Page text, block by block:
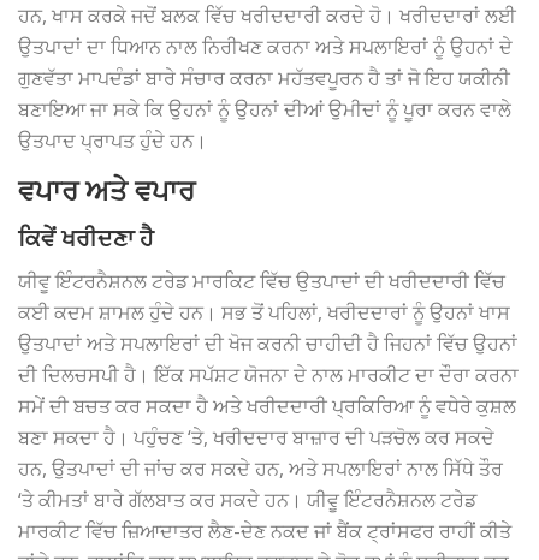
ਹਨ, ਖਾਸ ਕਰਕੇ ਜਦੋਂ ਬਲਕ ਵਿੱਚ ਖਰੀਦਦਾਰੀ ਕਰਦੇ ਹੋ। ਖਰੀਦਦਾਰਾਂ ਲਈ
ਉਤਪਾਦਾਂ ਦਾ ਧਿਆਨ ਨਾਲ ਨਿਰੀਖਣ ਕਰਨਾ ਅਤੇ ਸਪਲਾਇਰਾਂ ਨੂੰ ਉਹਨਾਂ ਦੇ
ਗੁਣਵੱਤਾ ਮਾਪਦੰਡਾਂ ਬਾਰੇ ਸੰਚਾਰ ਕਰਨਾ ਮਹੱਤਵਪੂਰਨ ਹੈ ਤਾਂ ਜੋ ਇਹ ਯਕੀਨੀ
ਬਣਾਇਆ ਜਾ ਸਕੇ ਕਿ ਉਹਨਾਂ ਨੂੰ ਉਹਨਾਂ ਦੀਆਂ ਉਮੀਦਾਂ ਨੂੰ ਪੂਰਾ ਕਰਨ ਵਾਲੇ
ਉਤਪਾਦ ਪ੍ਰਾਪਤ ਹੁੰਦੇ ਹਨ।
ਵਪਾਰ ਅਤੇ ਵਪਾਰ
ਕਿਵੇਂ ਖਰੀਦਣਾ ਹੈ
ਯੀਵੂ ਇੰਟਰਨੈਸ਼ਨਲ ਟਰੇਡ ਮਾਰਕਿਟ ਵਿੱਚ ਉਤਪਾਦਾਂ ਦੀ ਖਰੀਦਦਾਰੀ ਵਿੱਚ
ਕਈ ਕਦਮ ਸ਼ਾਮਲ ਹੁੰਦੇ ਹਨ। ਸਭ ਤੋਂ ਪਹਿਲਾਂ, ਖਰੀਦਦਾਰਾਂ ਨੂੰ ਉਹਨਾਂ ਖਾਸ
ਉਤਪਾਦਾਂ ਅਤੇ ਸਪਲਾਇਰਾਂ ਦੀ ਖੋਜ ਕਰਨੀ ਚਾਹੀਦੀ ਹੈ ਜਿਹਨਾਂ ਵਿੱਚ ਉਹਨਾਂ
ਦੀ ਦਿਲਚਸਪੀ ਹੈ। ਇੱਕ ਸਪੱਸ਼ਟ ਯੋਜਨਾ ਦੇ ਨਾਲ ਮਾਰਕੀਟ ਦਾ ਦੌਰਾ ਕਰਨਾ
ਸਮੇਂ ਦੀ ਬਚਤ ਕਰ ਸਕਦਾ ਹੈ ਅਤੇ ਖਰੀਦਦਾਰੀ ਪ੍ਰਕਿਰਿਆ ਨੂੰ ਵਧੇਰੇ ਕੁਸ਼ਲ
ਬਣਾ ਸਕਦਾ ਹੈ। ਪਹੁੰਚਣ ‘ਤੇ, ਖਰੀਦਦਾਰ ਬਾਜ਼ਾਰ ਦੀ ਪੜਚੋਲ ਕਰ ਸਕਦੇ
ਹਨ, ਉਤਪਾਦਾਂ ਦੀ ਜਾਂਚ ਕਰ ਸਕਦੇ ਹਨ, ਅਤੇ ਸਪਲਾਇਰਾਂ ਨਾਲ ਸਿੱਧੇ ਤੌਰ
‘ਤੇ ਕੀਮਤਾਂ ਬਾਰੇ ਗੱਲਬਾਤ ਕਰ ਸਕਦੇ ਹਨ। ਯੀਵੂ ਇੰਟਰਨੈਸ਼ਨਲ ਟਰੇਡ
ਮਾਰਕੀਟ ਵਿੱਚ ਜ਼ਿਆਦਾਤਰ ਲੈਣ-ਦੇਣ ਨਕਦ ਜਾਂ ਬੈਂਕ ਟ੍ਰਾਂਸਫਰ ਰਾਹੀਂ ਕੀਤੇ